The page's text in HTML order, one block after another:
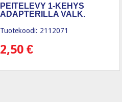
PEITELEVY 1-KEHYS
ADAPTERILLA VALK.
Tuotekoodi: 2112071
2,50 €